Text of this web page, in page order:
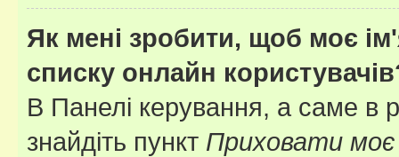
Як мені зробити, щоб моє
списку онлайн
В Панелі керування, а саме в
знайдіть пункт Приховати моє